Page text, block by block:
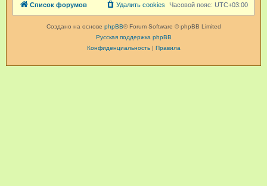
Список форумов Часовой пояс: UTC+03:00
Удалить cookies
Создано на основе phpBB® Forum Software © phpBB Limited
Русская поддержка phpBB
Конфиденциальность| Правила